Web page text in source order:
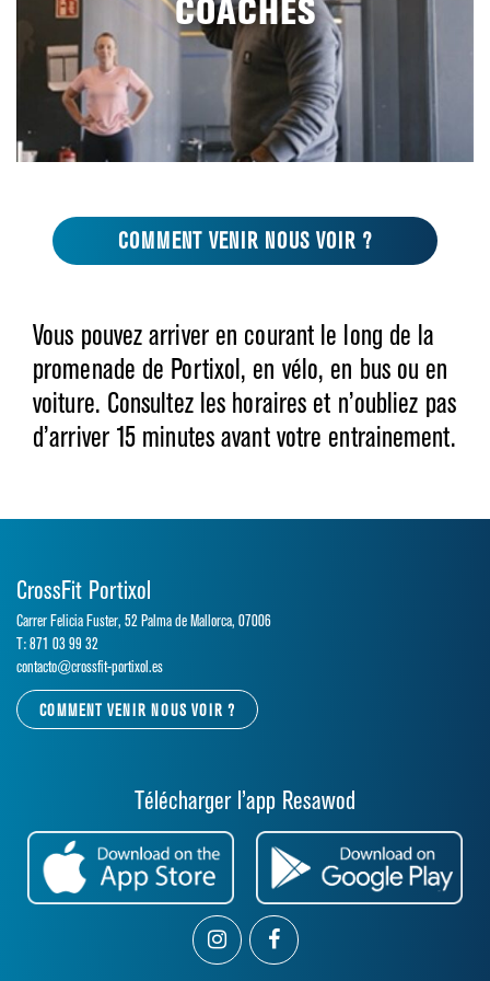
COACHES
COMMENT VENIR NOUS VOIR ?
Vous pouvez arriver en courant le long de la
promenade de Portixol, en vélo, en bus ou en
voiture. Consultez les horaires et n’oubliez pas
d’arriver 15 minutes avant votre entrainement.
CrossFit Portixol
Carrer Felicia Fuster, 52 Palma de Mallorca, 07006
T: 871 03 99 32
contacto@crossfit-portixol.es
COMMENT VENIR NOUS VOIR ?
Télécharger l’app Resawod